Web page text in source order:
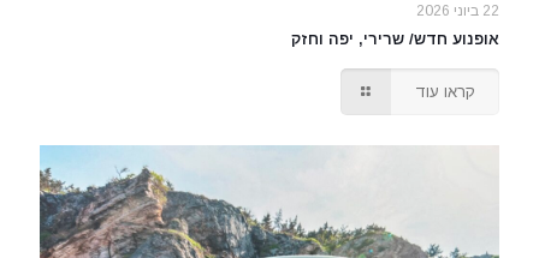
22 ביוני 2026
אופנוע חדש/ שרירי, יפה וחזק
קראו עוד